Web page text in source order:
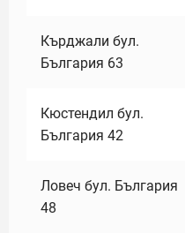
Кърджали бул.
България 63
Кюстендил бул.
България 42
Ловеч бул. България
48